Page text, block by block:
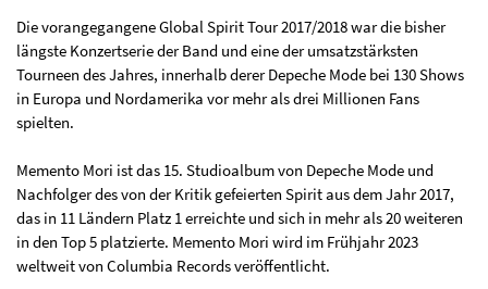
Die vorangegangene Global Spirit Tour 2017/2018 war die bisher
längste Konzertserie der Band und eine der umsatzstärksten
Tourneen des Jahres, innerhalb derer Depeche Mode bei 130 Shows
in Europa und Nordamerika vor mehr als drei Millionen Fans
spielten.
Memento Mori ist das 15. Studioalbum von Depeche Mode und
Nachfolger des von der Kritik gefeierten Spirit aus dem Jahr 2017,
das in 11 Ländern Platz 1 erreichte und sich in mehr als 20 weiteren
in den Top 5 platzierte. Memento Mori wird im Frühjahr 2023
weltweit von Columbia Records veröffentlicht.